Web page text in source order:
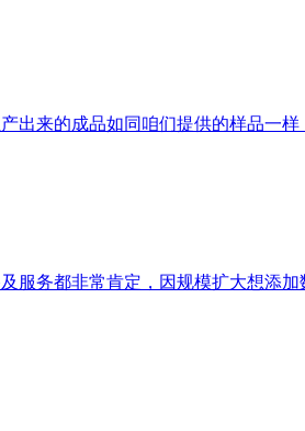
出来的成品如同咱们提供的样品一
务都非常肯定，因规模扩大想添加